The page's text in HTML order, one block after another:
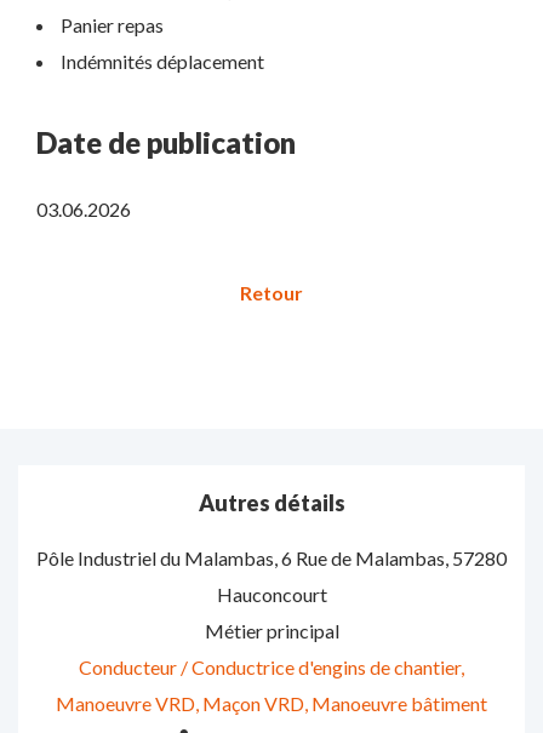
Panier repas
Indémnités déplacement
Date de publication
03.06.2026
Autres détails
Pôle Industriel du Malambas, 6 Rue de Malambas, 57280
Hauconcourt
Métier principal
Conducteur / Conductrice d'engins de chantier
Manoeuvre VRD Maçon VRD Manoeuvre bâtiment